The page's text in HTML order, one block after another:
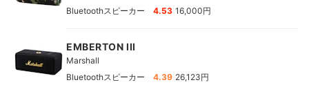
Bluetoothスピーカー
4.53 16,000円
EMBERTON III
Marshall
Bluetoothスピーカー
4.39 26,123円